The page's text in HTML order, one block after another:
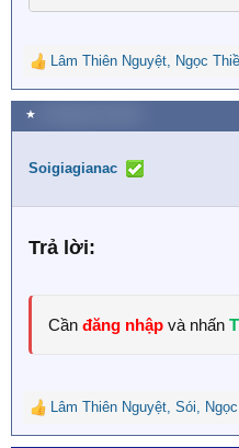
R
e
a
c
i
n
:
Lâm Thiên Nguyệt, Ngọc
★
Soigiagianac
Trả lời:
Cần đăng nhập và nhấn
R
e
Lâm Thiên Nguyệt, Sói, Ngọc